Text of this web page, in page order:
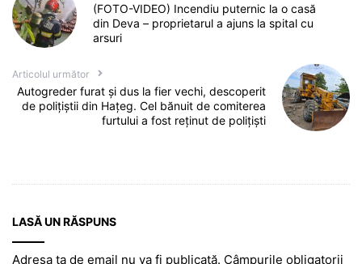
(FOTO-VIDEO) Incendiu puternic la o casă
din Deva – proprietarul a ajuns la spital cu
arsuri
Articolul următor
Autogreder furat și dus la fier vechi, descoperit
de polițiștii din Hațeg. Cel bănuit de comiterea
furtului a fost reținut de polițiști
LASĂ UN RĂSPUNS
Adresa ta de email nu va fi publicată. Câmpurile obligatorii